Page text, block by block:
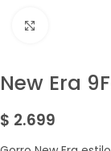
New Era
$ 2.699